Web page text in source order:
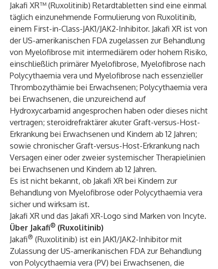
Jakafi XR™ (Ruxolitinib) Retardtabletten sind eine einmal
täglich einzunehmende Formulierung von Ruxolitinib,
einem First-in-Class-JAK1/JAK2-Inhibitor. Jakafi XR ist von
der US-amerikanischen FDA zugelassen zur Behandlung
von Myelofibrose mit intermediärem oder hohem Risiko,
einschließlich primärer Myelofibrose, Myelofibrose nach
Polycythaemia vera und Myelofibrose nach essenzieller
Thrombozythämie bei Erwachsenen; Polycythaemia vera
bei Erwachsenen, die unzureichend auf
Hydroxycarbamid angesprochen haben oder dieses nicht
vertragen; steroidrefraktärer akuter Graft-versus-Host-
Erkrankung bei Erwachsenen und Kindern ab 12 Jahren;
sowie chronischer Graft-versus-Host-Erkrankung nach
Versagen einer oder zweier systemischer Therapielinien
bei Erwachsenen und Kindern ab 12 Jahren.
Es ist nicht bekannt, ob Jakafi XR bei Kindern zur
Behandlung von Myelofibrose oder Polycythaemia vera
sicher und wirksam ist.
Jakafi XR und das Jakafi XR-Logo sind Marken von Incyte.
Über Jakafi® (Ruxolitinib)
Jakafi® (Ruxolitinib) ist ein JAK1/JAK2-Inhibitor mit
Zulassung der US-amerikanischen FDA zur Behandlung
von Polycythaemia vera (PV) bei Erwachsenen, die